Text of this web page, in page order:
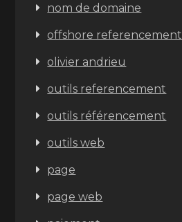
nom de domaine
offshore referencement
olivier andrieu
outils referencement
outils référencement
outils web
page
page web